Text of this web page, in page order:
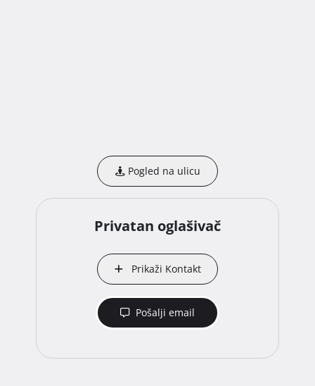
Pogled na ulicu
Privatan oglašivač
Prikaži Kontakt
Pošalji email